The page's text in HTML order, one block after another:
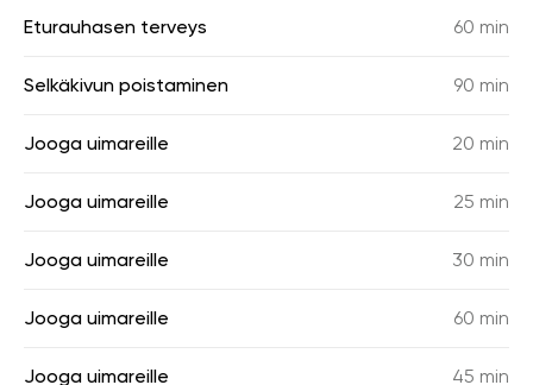
Eturauhasen terveys 60 min
Selkäkivun poistaminen 90 min
Jooga uimareille 20 min
Jooga uimareille 25 min
Jooga uimareille 30 min
Jooga uimareille 60 min
Jooga uimareille 45 min